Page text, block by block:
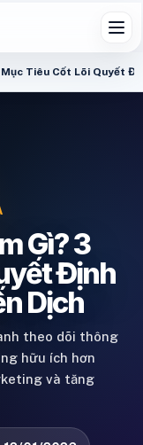
Tiêu Cốt Lõi Quyết
Gì? 3
Định
Dịch
theo dõi thông
hữu ích hơn
và tăng